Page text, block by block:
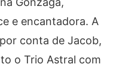
e encantadora. A
conta de Jacob,
o Trio Astral com